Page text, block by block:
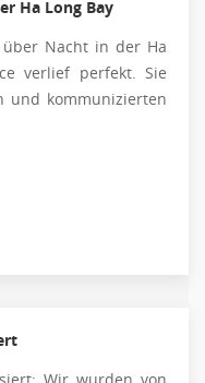
Ha Long Bay
Nacht in der Ha
verlief perfekt. Sie
und kommunizierten
Wir wurden von